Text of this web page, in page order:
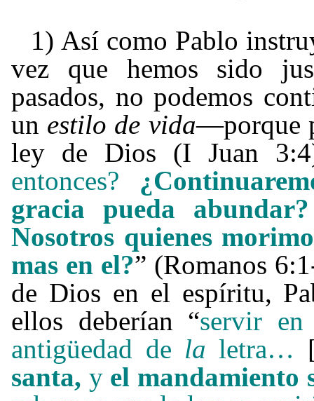
1) Así como Pablo
vez que hemos sido
pasados, no podemos
un estilo de vida—porque
ley de Dios (I Juan
entonces?
gracia pueda
Nosotros quienes
mas en el?” (Romanos
de Dios en el espíritu,
ellos deberían “servir
antigüedad de la letra…
santa, y el mandamiento